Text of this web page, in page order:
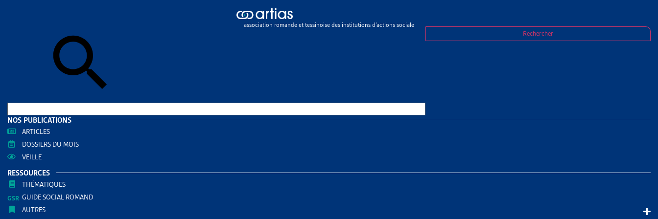
association romande et tessinoise des institutions d’actions sociale
Rechercher
NOS PUBLICATIONS
ARTICLES
DOSSIERS DU MOIS
VEILLE
RESSOURCES
THÉMATIQUES
GUIDE SOCIAL ROMAND
AUTRES
Dossier de veille>Aide sociale
DOSSIER DE VEILLE 7 OCTOBRE 2025
RÉDIGÉ PAR
AUTRES RESSOURCES THÉMATIQUES